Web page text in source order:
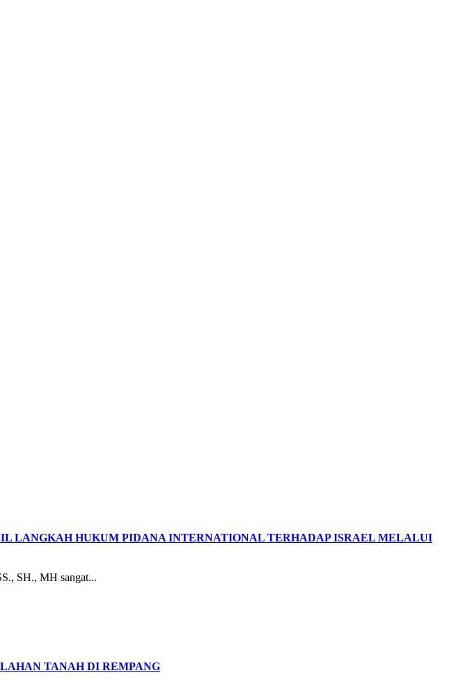
LANGKAH HUKUM PIDANA INTERNATIONAL TERHADAP ISRAEL MELALUI
SH., MH sangat...
TANAH DI REMPANG